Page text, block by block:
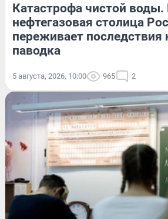
Катастрофа чистой воды.
нефтегазовая столица
переживает последствия
паводка
5 августа, 2026, 10:00 965 2